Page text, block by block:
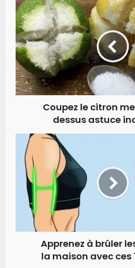
Coupez le citron
dessus astuce
Apprenez à brûler
la maison avec ces